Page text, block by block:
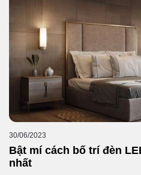
30/06/2023
Bật mí cách bố trí đèn
nhất